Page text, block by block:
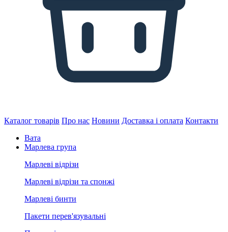
Каталог товарів Про нас Новини Доставка і оплата Контакти
Вата
Марлева група
Марлеві відрізи
Марлеві відрізи та спонжі
Марлеві бинти
Пакети перев'язувальні